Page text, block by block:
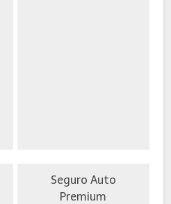
Seguro Auto
Premium